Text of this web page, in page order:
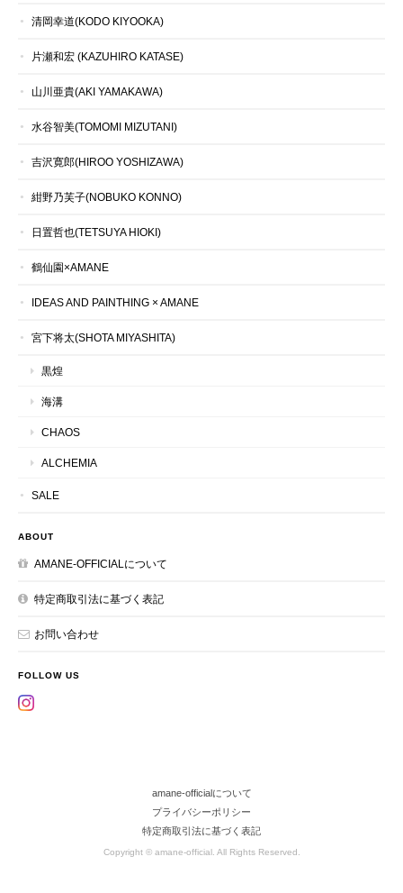
清岡幸道(KODO KIYOOKA)
片瀬和宏 (KAZUHIRO KATASE)
山川亜貴(AKI YAMAKAWA)
水谷智美(TOMOMI MIZUTANI)
吉沢寛郎(HIROO YOSHIZAWA)
紺野乃芙子(NOBUKO KONNO)
日置哲也(TETSUYA HIOKI)
鶴仙園×AMANE
IDEAS AND PAINTHING × AMANE
宮下将太(SHOTA MIYASHITA)
黒煌
海溝
CHAOS
ALCHEMIA
SALE
ABOUT
AMANE-OFFICIALについて
特定商取引法に基づく表記
お問い合わせ
FOLLOW US
amane-officialについて
プライバシーポリシー
特定商取引法に基づく表記
Copyright © amane-official. All Rights Reserved.